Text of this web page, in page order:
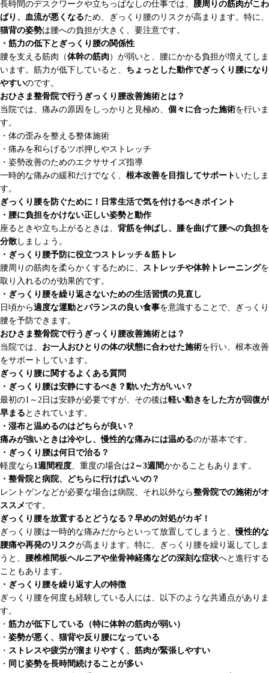
長時間のデスクワークや立ちっぱなしの仕事では、 腰周りの筋肉がこわ
ばり、血流が悪くなるため、ぎっくり腰のリスクが高まります。特に、
猫背の姿勢は腰への負担が大きく、要注意です。
・筋力の低下とぎっくり腰の関係性
腰を支える筋肉（体幹の筋肉）が弱いと、腰にかかる負担が増えてしま
います。筋力が低下していると、 ちょっとした動作でぎっくり腰になり
やすいのです。
おひさま整骨院で行うぎっくり腰改善施術とは？
当院では、痛みの原因をしっかりと見極め、 個々に合った施術を行いま
す。
・体の歪みを整える整体施術
・痛みを和らげるツボ押しやストレッチ
・姿勢改善のためのエクササイズ指導
一時的な痛みの緩和だけでなく、 根本改善を目指してサポート いたしま
す。
ぎっくり腰を防ぐために！日常生活で気を付けるべきポイント
・腰に負担をかけない正しい姿勢と動作
座るときや立ち上がるときは、 背筋を伸ばし、膝を曲げて腰への負担を
分散 しましょう。
・ぎっくり腰予防に役立つストレッチ＆筋トレ
腰周りの筋肉を柔らかくするために、 ストレッチや体幹トレーニングを
取り入れるのが効果的です。
・ぎっくり腰を繰り返さないための生活習慣の見直し
日頃から適度な運動とバランスの良い食事を意識することで、ぎっくり
腰を予防できます。
おひさま整骨院で行うぎっくり腰改善施術とは？
当院では、 お一人おひとりの体の状態に合わせた施術を行い、根本改善
をサポートしています。
ぎっくり腰に関するよくある質問
・ぎっくり腰は安静にするべき？動いた方がいい？
最初の1～2日は安静が必要ですが、その後は軽い動きをした方が回復が
早まる とされています。
・湿布と温めるのはどちらが良い？
痛みが強いときは冷やし、慢性的な痛みには温めるのが基本です。
・ぎっくり腰は何日で治る？
軽度なら 1週間程度、重度の場合は2～3週間かかることもあります。
・整骨院と病院、どちらに行けばいいの？
レントゲンなどが必要な場合は病院、それ以外なら整骨院での施術がオ
ススメ です。
ぎっくり腰を放置するとどうなる？早めの対処がカギ！
ぎっくり腰は一時的な痛みだからといって放置してしまうと、慢性的な
腰痛や再発のリスクが高まります。特に、ぎっくり腰を繰り返してしま
うと、 腰椎椎間板ヘルニアや坐骨神経痛などの深刻な症状へと進行する
こともあります。
・ぎっくり腰を繰り返す人の特徴
ぎっくり腰を何度も経験している人には、以下のような共通点がありま
す。
・ 筋力が低下している（特に体幹の筋肉が弱い）
・ 姿勢が悪く、猫背や反り腰になっている
・ ストレスや疲労が溜まりやすく、筋肉が緊張しやすい
・ 同じ姿勢を長時間続けることが多い